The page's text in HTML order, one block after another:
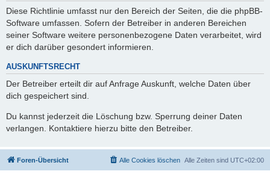
Diese Richtlinie umfasst nur den Bereich der Seiten, die die phpBB-
Software umfassen. Sofern der Betreiber in anderen Bereichen
seiner Software weitere personenbezogene Daten verarbeitet, wird
er dich darüber gesondert informieren.
AUSKUNFTSRECHT
Der Betreiber erteilt dir auf Anfrage Auskunft, welche Daten über
dich gespeichert sind.
Du kannst jederzeit die Löschung bzw. Sperrung deiner Daten
verlangen. Kontaktiere hierzu bitte den Betreiber.
Foren-Übersicht Alle Zeiten sind UTC+02:00
Alle Cookies löschen